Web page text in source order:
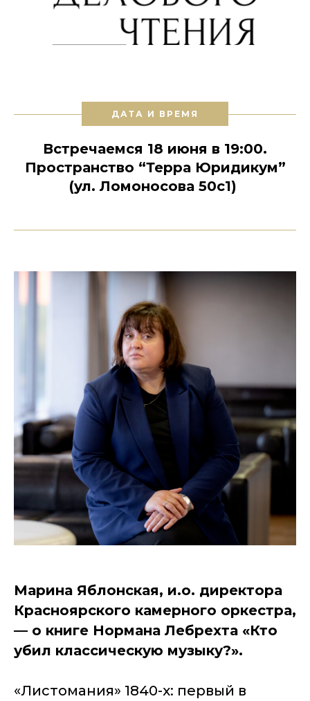
ДАТА И ВРЕМЯ
Встречаемся 18 июня в 19:00.
Пространство “Терра Юридикум”
(ул. Ломоносова 50с1)
Марина Яблонская, и.о. директора
Красноярского камерного оркестра,
— о книге Нормана Лебрехта «Кто
убил классическую музыку?».
«Листомания» 1840-х: первый в